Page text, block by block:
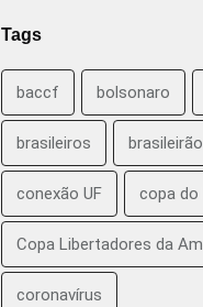
Tags
baccf bolsonaro
brasileiros brasileirão
conexão UF copa do
Copa Libertadores da
coronavírus